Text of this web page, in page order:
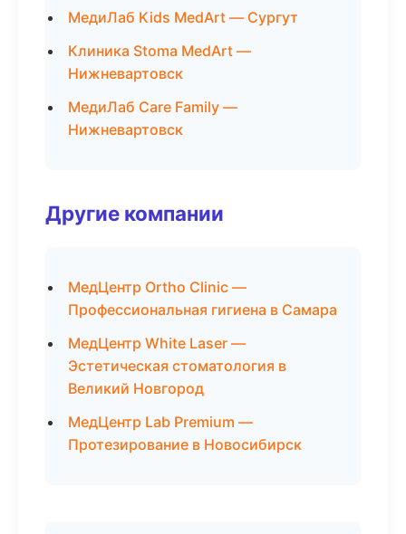
МедиЛаб Kids MedArt — Сургут
Клиника Stoma MedArt —
Нижневартовск
МедиЛаб Care Family —
Нижневартовск
Другие компании
МедЦентр Ortho Clinic —
Профессиональная гигиена в Самара
МедЦентр White Laser —
Эстетическая стоматология в
Великий Новгород
МедЦентр Lab Premium —
Протезирование в Новосибирск